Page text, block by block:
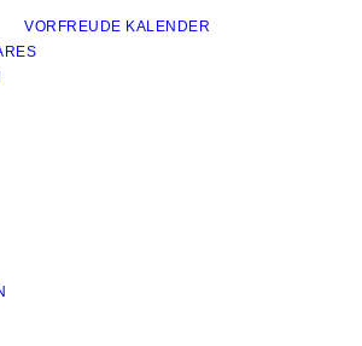
VORFREUDE KALENDER